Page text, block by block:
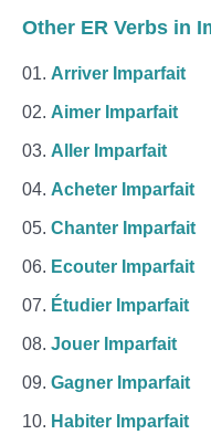
Other ER Verbs in
Arriver Imparfait
Aimer Imparfait
Aller Imparfait
Acheter Imparfait
Chanter Imparfait
Ecouter Imparfait
Étudier Imparfait
Jouer Imparfait
Gagner Imparfait
Habiter Imparfait